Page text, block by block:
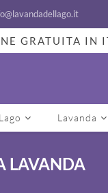
GRATUITA IN
Lavanda
LAVANDA